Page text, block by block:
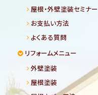
屋根・外壁塗装セミナー
お支払い方法
よくある質問
リフォームメニュー
外壁塗装
屋根塗装